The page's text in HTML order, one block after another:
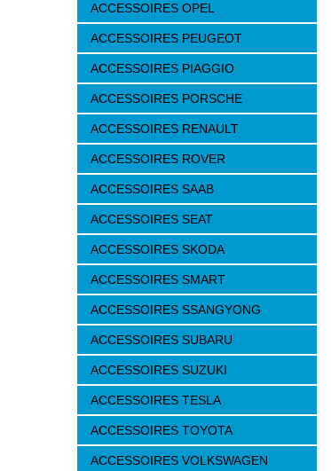
ACCESSOIRES OPEL
ACCESSOIRES PEUGEOT
ACCESSOIRES PIAGGIO
ACCESSOIRES PORSCHE
ACCESSOIRES RENAULT
ACCESSOIRES ROVER
ACCESSOIRES SAAB
ACCESSOIRES SEAT
ACCESSOIRES SKODA
ACCESSOIRES SMART
ACCESSOIRES SSANGYONG
ACCESSOIRES SUBARU
ACCESSOIRES SUZUKI
ACCESSOIRES TESLA
ACCESSOIRES TOYOTA
ACCESSOIRES VOLKSWAGEN